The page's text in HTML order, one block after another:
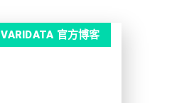
VARIDATA 官方博客